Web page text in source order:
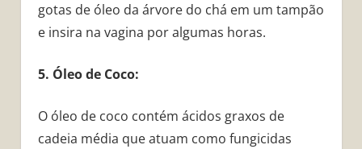
gotas de óleo da árvore do chá em um tampão
e insira na vagina por algumas horas.
5. Óleo de Coco:
O óleo de coco contém ácidos graxos de
cadeia média que atuam como fungicidas